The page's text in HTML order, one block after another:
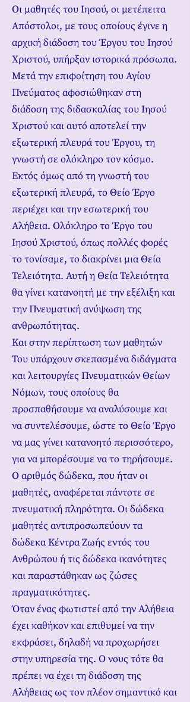
Οι μαθητές του Ιησού, οι μετέπειτα
Απόστολοι, με τους οποίους έγινε η
αρχική διάδοση του Έργου του Ιησού
Χριστού, υπήρξαν ιστορικά πρόσωπα.
Μετά την επιφοίτηση του Αγίου
Πνεύματος αφοσιώθηκαν στη
διάδοση της διδασκαλίας του Ιησού
Χριστού και αυτό αποτελεί την
εξωτερική πλευρά του Έργου, τη
γνωστή σε ολόκληρο τον κόσμο.
Εκτός όμως από τη γνωστή του
εξωτερική πλευρά, το Θείο Έργο
περιέχει και την εσωτερική του
Αλήθεια. Ολόκληρο το Έργο του
Ιησού Χριστού, όπως πολλές φορές
το τονίσαμε, το διακρίνει μια Θεία
Τελειότητα. Αυτή η Θεία Τελειότητα
θα γίνει κατανοητή με την εξέλιξη και
την Πνευματική ανύψωση της
ανθρωπότητας.
Και στην περίπτωση των μαθητών
Του υπάρχουν σκεπασμένα διδάγματα
και λειτουργίες Πνευματικών Θείων
Νόμων, τους οποίους θα
προσπαθήσουμε να αναλύσουμε και
να συντελέσουμε, ώστε το Θείο Έργο
να μας γίνει κατανοητό περισσότερο,
για να μπορέσουμε να το τηρήσουμε.
Ο αριθμός δώδεκα, που ήταν οι
μαθητές, αναφέρεται πάντοτε σε
πνευματική πληρότητα. Οι δώδεκα
μαθητές αντιπροσωπεύουν τα
δώδεκα Κέντρα Ζωής εντός του
Ανθρώπου ή τις δώδεκα ικανότητες
και παραστάθηκαν ως ζώσες
πραγματικότητες.
Όταν ένας φωτιστεί από την Αλήθεια
έχει καθήκον και επιθυμεί να την
εκφράσει, δηλαδή να προχωρήσει
στην υπηρεσία της. Ο νους τότε θα
πρέπει να έχει τη διάδοση της
Αλήθειας ως τον πλέον σημαντικό και